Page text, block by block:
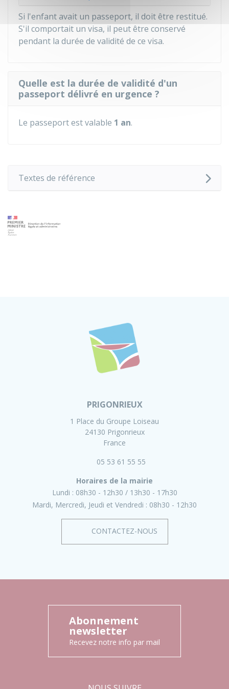
Si l'enfant avait un passeport, il doit être restitué.
S'il comportait un visa, il peut être conservé
pendant la durée de validité de ce visa.
Quelle est la durée de validité d'un
passeport délivré en urgence ?
Le passeport est valable 1 an.
Textes de référence
PRIGONRIEUX
1 Place du Groupe Loiseau
24130 Prigonrieux
France
05 53 61 55 55
Horaires de la mairie
Lundi : 08h30 - 12h30
13h30 - 17h30
Mardi, Mercredi, Jeudi et Vendredi : 08h30 - 12h30
CONTACTEZ-NOUS
Abonnement
newsletter
Recevez notre info par mail